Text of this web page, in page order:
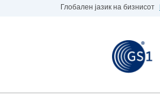
Глобален јазик на бизнисот